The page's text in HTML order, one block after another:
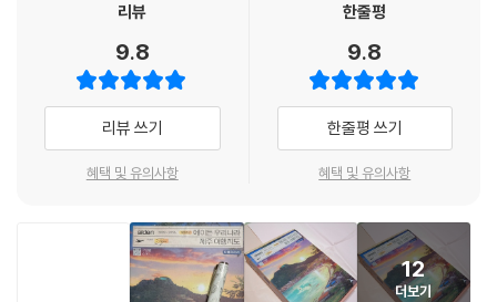
500~800년된 비자나무 2,500여 그루가 있는 곳. 천년을 버텨온 원시림
강해지는 여행
리뷰
9.8
리뷰 쓰기
혜택 및 유의사항
한줄평
9.8
한줄평 쓰기
혜택 및 유의사항
12
더보기